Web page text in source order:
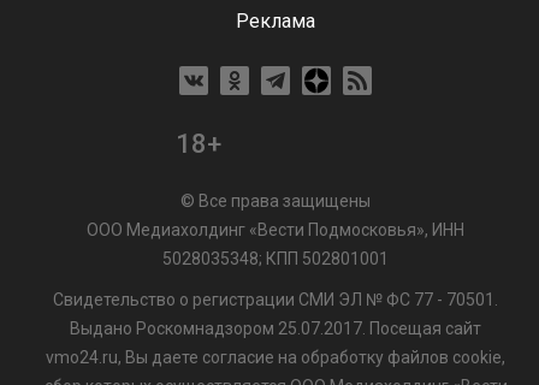
Реклама
18+
© Все права защищены
ООО Медиахолдинг «Вести Подмосковья», ИНН
5028035348; КПП 502801001
Свидетельство о регистрации СМИ ЭЛ № ФС 77 - 70501.
Выдано Роскомнадзором 25.07.2017. Посещая сайт
vmo24.ru, Вы даете согласие на обработку файлов cookie,